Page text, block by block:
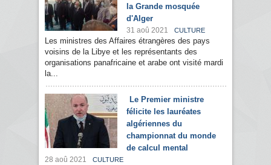
la Grande mosquée
d'Alger
31 aoû 2021 CULTURE
Les ministres des Affaires étrangères des pays
voisins de la Libye et les représentants des
organisations panafricaine et arabe ont visité mardi
la...
Le Premier ministre
félicite les lauréates
algériennes du
championnat du monde
de calcul mental
28 aoû 2021 CULTURE